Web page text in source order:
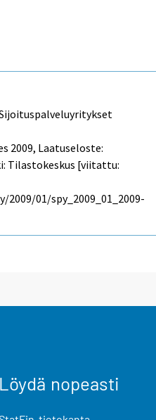
2009, Laatuseloste:
Tilastokeskus [viitattu:
01/spy_2009_01_2009-
Löydä nopeasti